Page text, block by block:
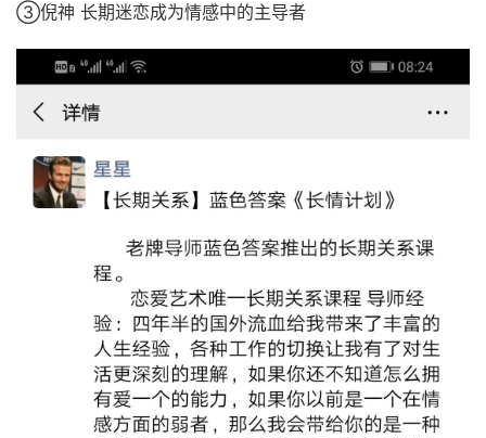
③倪神 长期迷恋成为情感中的主导者